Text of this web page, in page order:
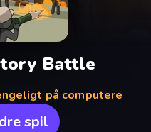
Battle
på computere
spil